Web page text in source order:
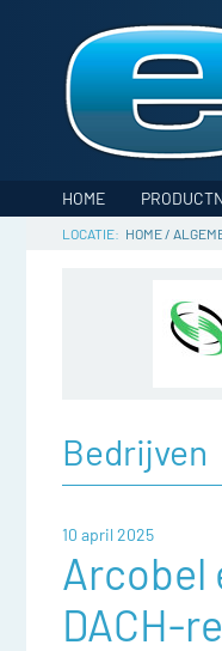
HOME
HOME/
Bedrijven
10 april 2025
Arcobel
DACH-